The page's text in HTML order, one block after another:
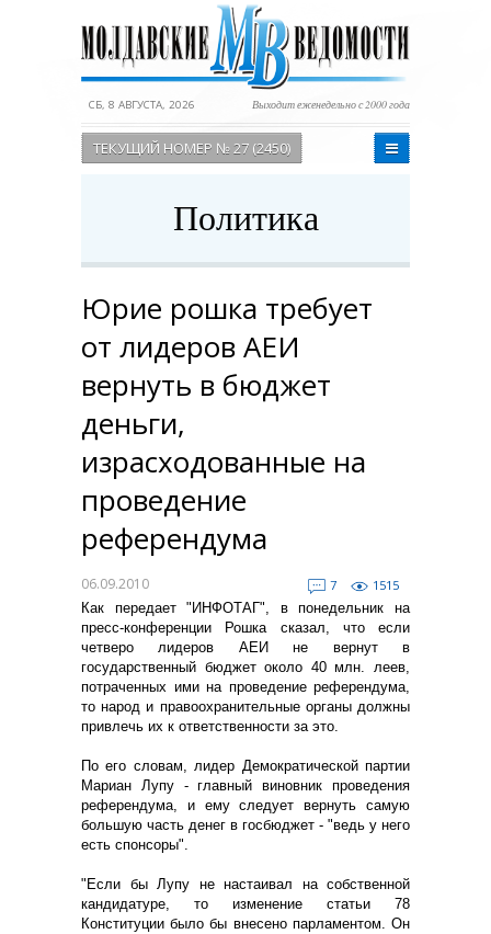
СБ, 8 АВГУСТА, 2026 Выходит еженедельно с 2000 года
ТЕКУЩИЙ НОМЕР № 27 (2450)
Политика
Юрие рошка требует
от лидеров АЕИ
вернуть в бюджет
деньги,
израсходованные на
проведение
референдума
06.09.2010 7
1515
Как передает "ИНФОТАГ", в понедельник на
пресс-конференции Рошка сказал, что если
четверо лидеров АЕИ не вернут в
государственный бюджет около 40 млн. леев,
потраченных ими на проведение референдума,
то народ и правоохранительные органы должны
привлечь их к ответственности за это.
По его словам, лидер Демократической партии
Мариан Лупу - главный виновник проведения
референдума, и ему следует вернуть самую
большую часть денег в госбюджет - "ведь у него
есть спонсоры".
"Если бы Лупу не настаивал на собственной
кандидатуре, то изменение статьи 78
Конституции было бы внесено парламентом. Он